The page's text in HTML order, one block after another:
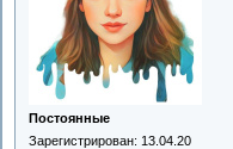
Постоянные
Зарегистрирован: 13.04.20